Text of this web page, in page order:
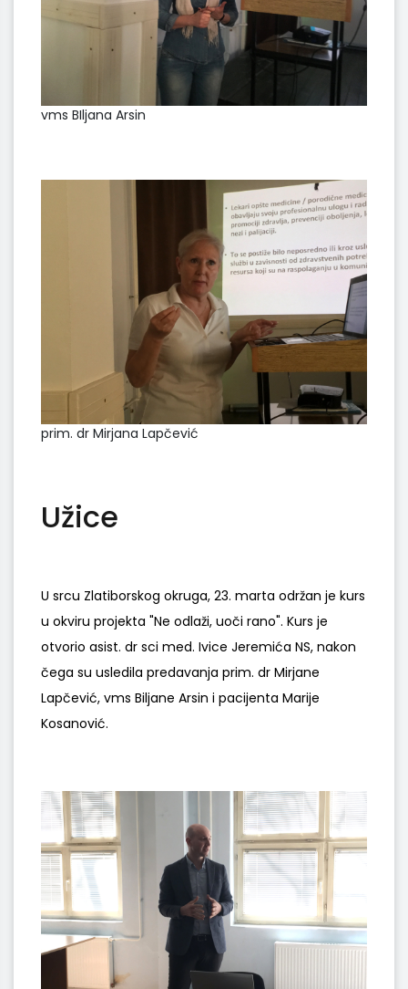
vms BIljana Arsin
prim. dr Mirjana Lapčević
Užice
U srcu Zlatiborskog okruga, 23. marta održan je kurs
u okviru projekta "Ne odlaži, uoči rano". Kurs je
otvorio asist. dr sci med. Ivice Jeremića NS, nakon
čega su usledila predavanja prim. dr Mirjane
Lapčević, vms Biljane Arsin i pacijenta Marije
Kosanović.